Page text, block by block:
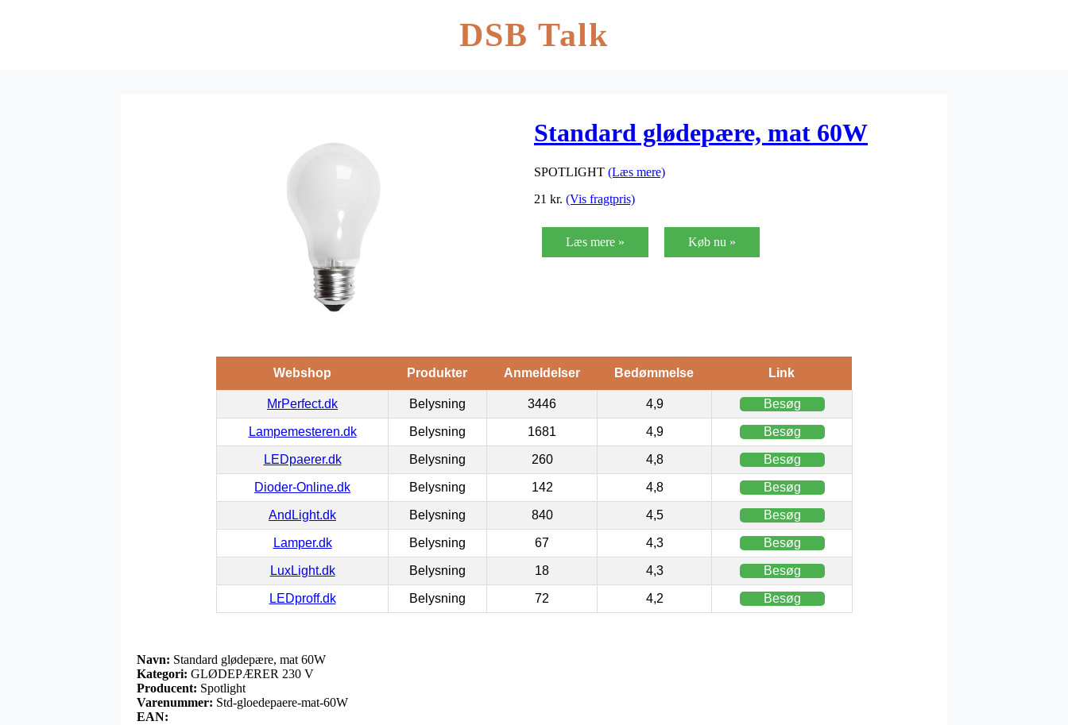
DSB Talk
Standard glødepære, mat 60W
SPOTLIGHT (Læs mere)
21 kr. (Vis fragtpris)
Læs mere » Køb nu »
Webshop Produkter Anmeldelser Bedømmelse Link
MrPerfect.dk Belysning 3446 4,9 Besøg
Lampemesteren.dk Belysning 1681 4,9 Besøg
LEDpaerer.dk Belysning 260 4,8 Besøg
Dioder-Online.dk Belysning 142 4,8 Besøg
AndLight.dk Belysning 840 4,5 Besøg
Lamper.dk Belysning 67 4,3 Besøg
LuxLight.dk Belysning 18 4,3 Besøg
LEDproff.dk Belysning 72 4,2 Besøg
Navn: Standard glødepære, mat 60W
Kategori: GLØDEPÆRER 230 V
Producent: Spotlight
Varenummer: Std-gloedepaere-mat-60W
EAN: